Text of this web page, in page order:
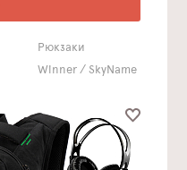
Рюкзаки
Winner / SkyName